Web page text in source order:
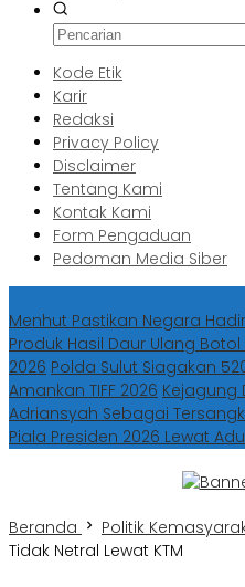
Kode Etik
Karir
Redaksi
Privacy Policy
Disclaimer
Tentang Kami
Kontak Kami
Form Pengaduan
Pedoman Media Siber
Menhut Pastikan Negara
Produk Hasil Daur Ulang
2026 Polda Sulut Siagakan
Amankan TIFF 2026 Kejagung
Adriansyah Sebagai
Piala Presiden 2026 Lewat
Beranda Politik
Tidak Netral Lewat KTM